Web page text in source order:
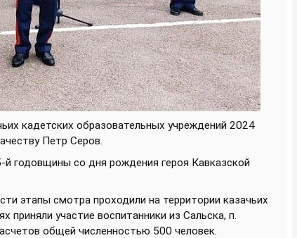
кадетских образовательных учреждений 2024
Петр Серов.
годовщины со дня рождения героя Кавказской
этапы смотра проходили на территории казачьих
приняли участие воспитанники из Сальска, п.
общей численностью 500 человек.